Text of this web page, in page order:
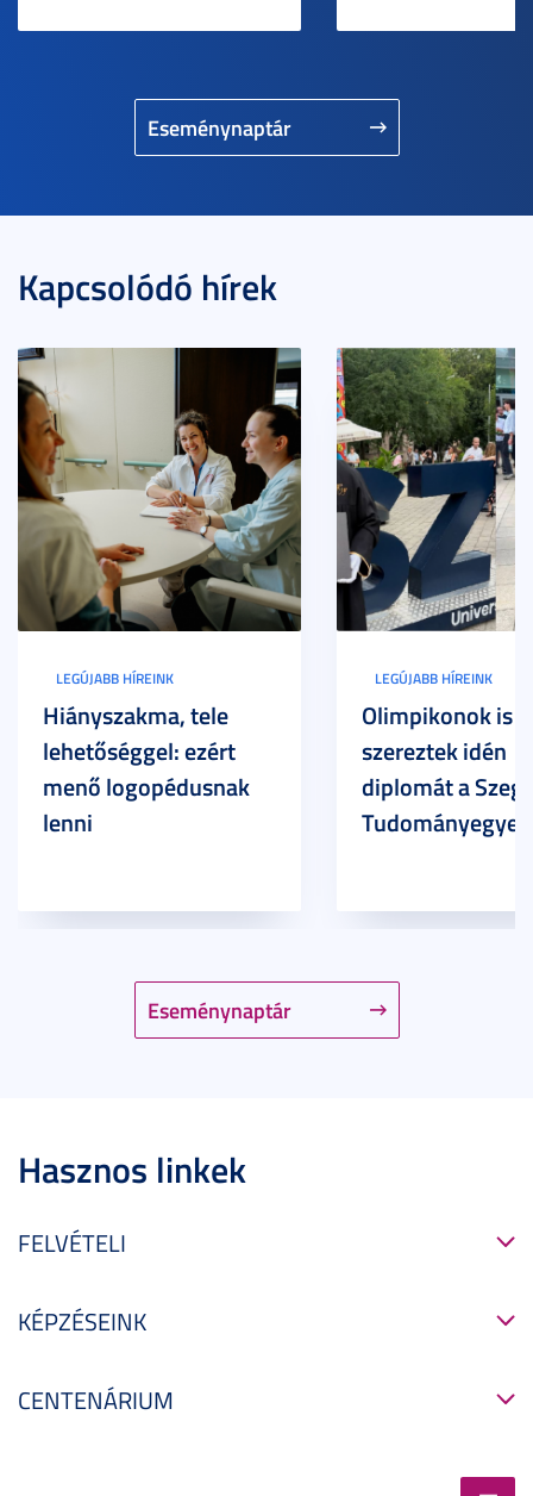
Eseménynaptár
Kapcsolódó hírek
Eseménynaptár
LEGÚJABB HÍREINK
Hiányszakma, tele
lehetőséggel: ezért
menő logopédusnak
lenni
LEGÚJABB HÍREINK
Olimpikonok is
szereztek idén
diplomát a
Hasznos linkek
FELVÉTELI
KÉPZÉSEINK
CENTENÁRIUM